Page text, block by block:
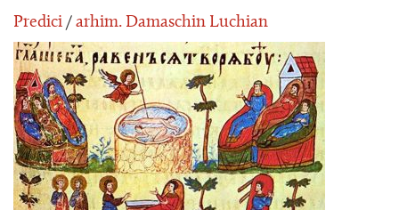
Predici / arhim. Damaschin Luchian